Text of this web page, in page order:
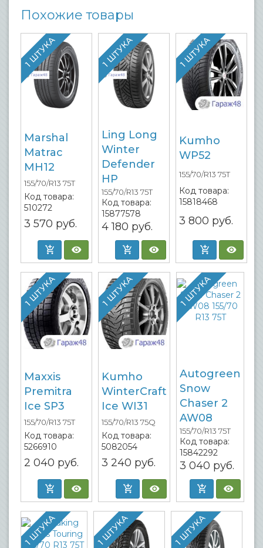
Похожие товары
1 ШТУКА
Marshal
Matrac
MH12
155/70/R13 75T
Код товара:
510272
3 570 руб.
1 ШТУКА
Ling Long
Winter
Defender
HP
155/70/R13 75T
Код товара:
15877578
4 180 руб.
1 ШТУКА
Kumho
WP52
155/70/R13 75T
Код товара:
15818468
3 800 руб.
1 ШТУКА
Maxxis
Premitra
Ice SP3
155/70/R13 75T
Код товара:
5266910
2 040 руб.
1 ШТУКА
Kumho
WinterCraft
Ice WI31
155/70/R13 75Q
Код товара:
5082054
3 240 руб.
1 ШТУКА
Autogreen
Snow
Chaser 2
AW08
155/70/R13 75T
Код товара:
15842292
3 040 руб.
1 ШТУКА 1 ШТУКА 1 ШТУКА